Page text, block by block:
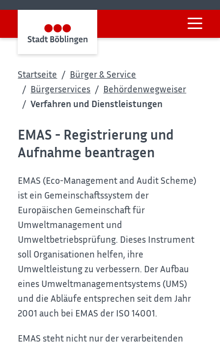
Startseite
Bürger & Service
Bürgerservices
Behördenwegweiser
Verfahren und Dienstleistungen
EMAS - Registrierung und
Aufnahme beantragen
EMAS (Eco-Management and Audit Scheme)
ist ein Gemeinschaftssystem der
Europäischen Gemeinschaft für
Umweltmanagement und
Umweltbetriebsprüfung. Dieses Instrument
soll Organisationen helfen, ihre
Umweltleistung zu verbessern. Der Aufbau
eines Umweltmanagementsystems (UMS)
und die Abläufe entsprechen seit dem Jahr
2001 auch bei EMAS der ISO 14001.
EMAS steht nicht nur der verarbeitenden